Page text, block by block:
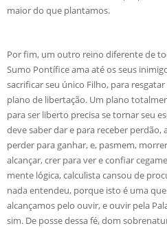
maior do que plantamos.
Por fim, um outro reino diferente de
Sumo Pontífice ama até os seus
sacrificar seu único Filho, para
plano de libertação. Um plano
para ser liberto precisa se tornar seu
deve saber dar e para receber
perder para ganhar, e, pasmem,
alcançar, crer para ver e confiar
mente lógica, calculista cansou de
nada entendeu, porque isto é uma
alcançamos pelo ouvir, e ouvir pela
sim. De posse dessa fé, dom